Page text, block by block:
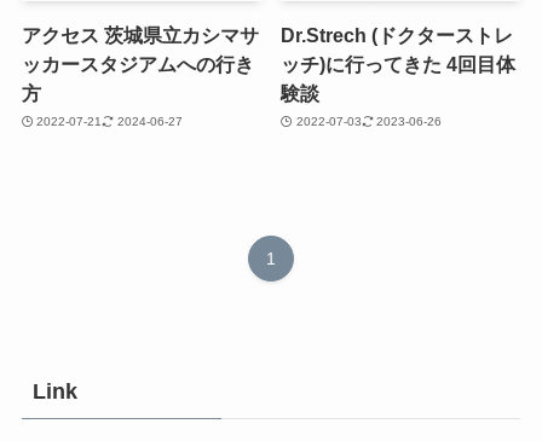
アクセス 茨城県立カシマサ
ッカースタジアムへの行き
方
2022-07-21 2024-06-27
Dr.Strech (ドクターストレ
ッチ)に行ってきた 4回目体
験談
2022-07-03 2023-06-26
1
Link